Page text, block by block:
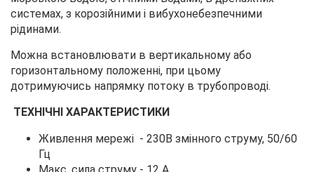
системах, з корозійними і вибухонебезпечними
рідинами.
Можна встановлювати в вертикальному або
горизонтальному положенні, при цьому
дотримуючись напрямку потоку в трубопроводі.
ТЕХНІЧНІ ХАРАКТЕРИСТИКИ
Живлення мережі - 230В змінного струму, 50/60
Гц